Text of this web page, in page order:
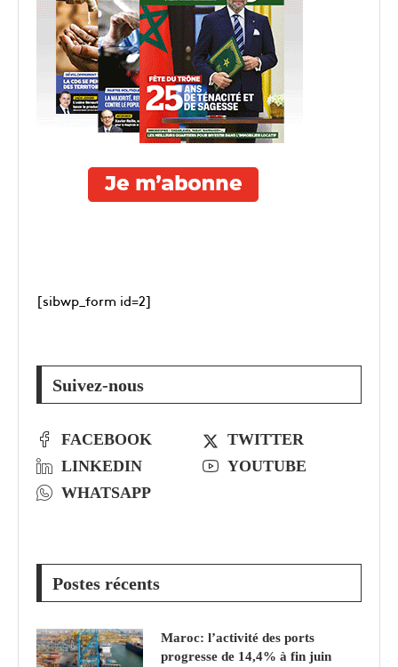
[sibwp_form id=2]
Suivez-nous
FACEBOOK
TWITTER
LINKEDIN
YOUTUBE
WHATSAPP
Postes récents
Maroc: l’activité des ports
progresse de 14,4% à fin juin